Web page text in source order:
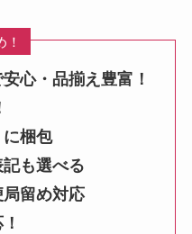
心・品揃え豊富！
に梱包
記も選べる
局留め対応